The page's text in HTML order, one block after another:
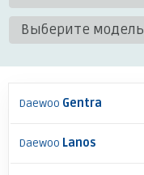
Выберите модель
Daewoo Gentra
Daewoo Lanos